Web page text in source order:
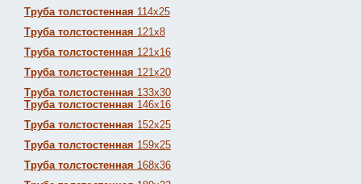
Труба толстостенная 114х25
Труба толстостенная 121х8
Труба толстостенная 121х16
Труба толстостенная 121х20
Труба толстостенная 133х30
Труба толстостенная 146х16
Труба толстостенная 152х25
Труба толстостенная 159х25
Труба толстостенная 168х36